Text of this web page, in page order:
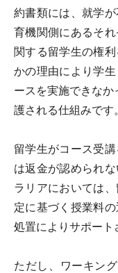
約書類には、就学
育機関側にあるそ
関する留学生の権
かの理由により学
ースを実施できなか
護される仕組みです。
留学生がコース受
は返金が認められ
ラリアにおいては
定に基づく授業料
処置によりサポート
ただし、ワーキン